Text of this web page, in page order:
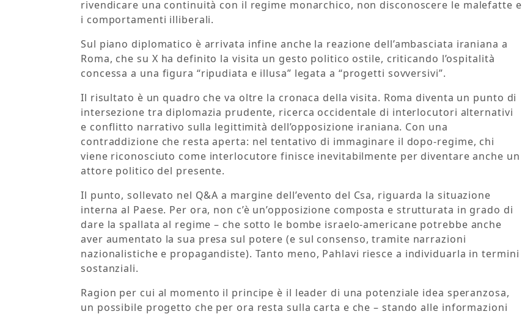
rivendicare una continuità con il regime monarchico, non disconoscere le malefatte e
i comportamenti illiberali.
Sul piano diplomatico è arrivata infine anche la reazione dell’ambasciata iraniana a
Roma, che su X ha definito la visita un gesto politico ostile, criticando l’ospitalità
concessa a una figura “ripudiata e illusa” legata a “progetti sovversivi”.
Il risultato è un quadro che va oltre la cronaca della visita. Roma diventa un punto di
intersezione tra diplomazia prudente, ricerca occidentale di interlocutori alternativi
e conflitto narrativo sulla legittimità dell’opposizione iraniana. Con una
contraddizione che resta aperta: nel tentativo di immaginare il dopo-regime, chi
viene riconosciuto come interlocutore finisce inevitabilmente per diventare anche un
attore politico del presente.
Il punto, sollevato nel Q&A a margine dell’evento del Csa, riguarda la situazione
interna al Paese. Per ora, non c’è un’opposizione composta e strutturata in grado di
dare la spallata al regime – che sotto le bombe israelo-americane potrebbe anche
aver aumentato la sua presa sul potere (e sul consenso, tramite narrazioni
nazionalistiche e propagandiste). Tanto meno, Pahlavi riesce a individuarla in termini
sostanziali.
Ragion per cui al momento il principe è il leader di una potenziale idea speranzosa,
un possibile progetto che per ora resta sulla carta e che – stando alle informazioni